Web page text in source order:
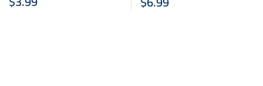
Arabic English Stories